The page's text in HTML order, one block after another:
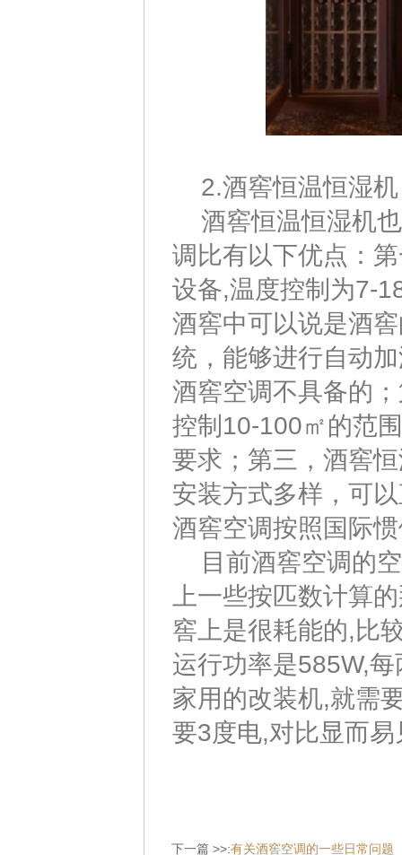
2.酒窖恒温恒湿机
酒窖恒温恒湿机也
调比有以下优点：
设备,温度控制为7-
酒窖中可以说是酒
统，能够进行自动
酒窖空调不具备的
控制10-100㎡的范
要求；第三，酒窖
安装方式多样，可
酒窖空调按照国际
目前酒窖空调的空
上一些按匹数计算
窖上是很耗能的,比
运行功率是585W,
家用的改装机,就需
要3度电,对比显而易
下一篇 >>:有关酒窖空调的一些日常问题